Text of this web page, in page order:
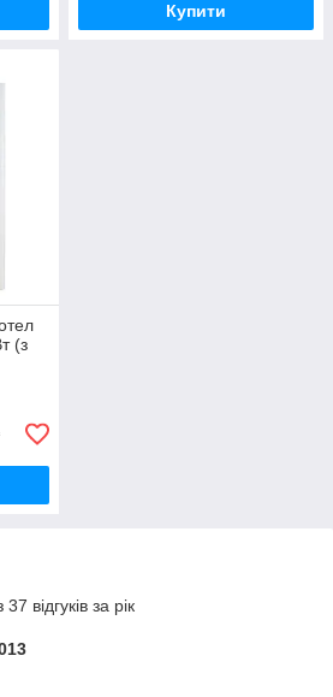
Купити
(з
відгуків за рік